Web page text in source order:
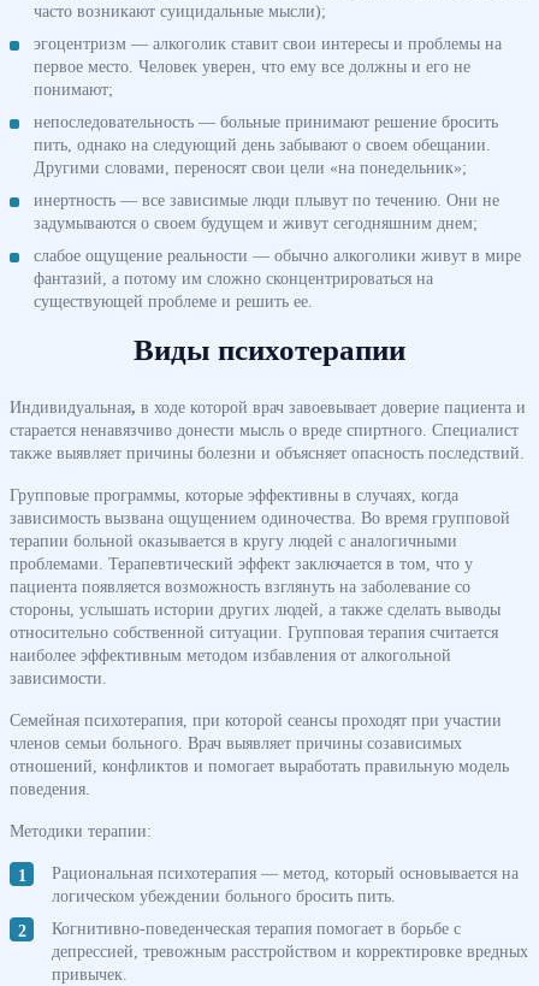
часто возникают суицидальные мысли);
эгоцентризм — алкоголик ставит свои интересы и проблемы на
первое место. Человек уверен, что ему все должны и его не
понимают;
непоследовательность — больные принимают решение бросить
пить, однако на следующий день забывают о своем обещании.
Другими словами, переносят свои цели «на понедельник»;
инертность — все зависимые люди плывут по течению. Они не
задумываются о своем будущем и живут сегодняшним днем;
слабое ощущение реальности — обычно алкоголики живут в мире
фантазий, а потому им сложно сконцентрироваться на
существующей проблеме и решить ее.
Виды психотерапии
Индивидуальная, в ходе которой врач завоевывает доверие пациента и
старается ненавязчиво донести мысль о вреде спиртного. Специалист
также выявляет причины болезни и объясняет опасность последствий.
Групповые программы, которые эффективны в случаях, когда
зависимость вызвана ощущением одиночества. Во время групповой
терапии больной оказывается в кругу людей с аналогичными
проблемами. Терапевтический эффект заключается в том, что у
пациента появляется возможность взглянуть на заболевание со
стороны, услышать истории других людей, а также сделать выводы
относительно собственной ситуации. Групповая терапия считается
наиболее эффективным методом избавления от алкогольной
зависимости.
Семейная психотерапия, при которой сеансы проходят при участии
членов семьи больного. Врач выявляет причины созависимых
отношений, конфликтов и помогает выработать правильную модель
поведения.
Методики терапии:
Рациональная психотерапия — метод, который основывается на
логическом убеждении больного бросить пить.
Когнитивно-поведенческая терапия помогает в борьбе с
депрессией, тревожным расстройством и корректировке вредных
привычек.